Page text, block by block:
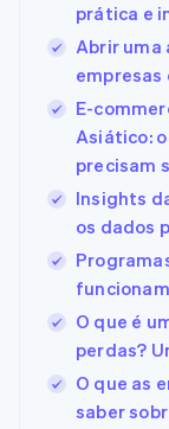
prática e
Abrir uma
E-
Asiático:
precisam
Insights
os dados
O que é
perdas?
O que as
saber